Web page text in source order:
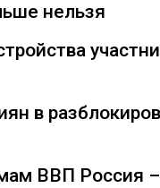
нельзя
в
ВВП Россия –